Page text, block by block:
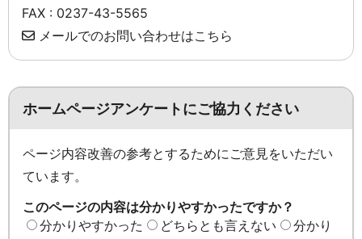
FAX : 0237-43-5565
メールでのお問い合わせはこちら
ホームページアンケートにご協力ください
ページ内容改善の参考とするためにご意見をいただい
ています。
このページの内容は分かりやすかったですか？
分かりやすかった
どちらとも言えない
分かり